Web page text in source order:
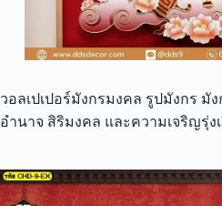
วอลเปเปอร์มังกรมงคล รูปมังกร
อำนาจ สิริมงคล และความเจริญรุ่ง